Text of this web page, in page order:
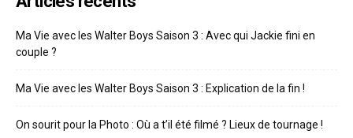
Ma Vie avec les Walter Boys Saison 3 : Avec qui Jackie fini en
couple ?
Ma Vie avec les Walter Boys Saison 3 : Explication de la fin !
On sourit pour la Photo : Où a t’il été filmé ? Lieux de tournage !